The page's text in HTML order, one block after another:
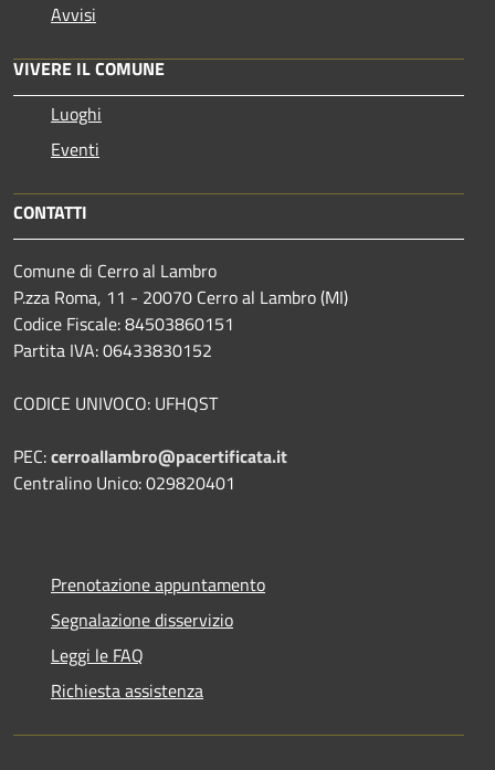
Avvisi
VIVERE IL COMUNE
Luoghi
Eventi
CONTATTI
Comune di Cerro al Lambro
P.zza Roma, 11 - 20070 Cerro al Lambro (MI)
Codice Fiscale: 84503860151
Partita IVA: 06433830152
CODICE UNIVOCO: UFHQST
PEC:cerroallambro@pacertificata.it
Centralino Unico: 029820401
Prenotazione appuntamento
Segnalazione disservizio
Leggi le FAQ
Richiesta assistenza